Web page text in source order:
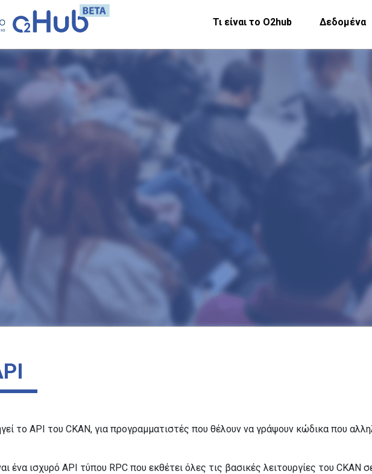
Τι είναι το Ο2hub Δεδομένα
το API του CKAN, για προγραμματιστές που θέλουν να γράψουν κώδικα που
ένα ισχυρό API τύπου RPC που εκθέτει όλες τις βασικές λειτουργίες του CKAN